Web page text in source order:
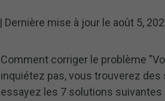
| Dernière mise à jour le août 5,
Comment corriger le problème
inquiétez pas, vous trouverez
essayez les 7 solutions